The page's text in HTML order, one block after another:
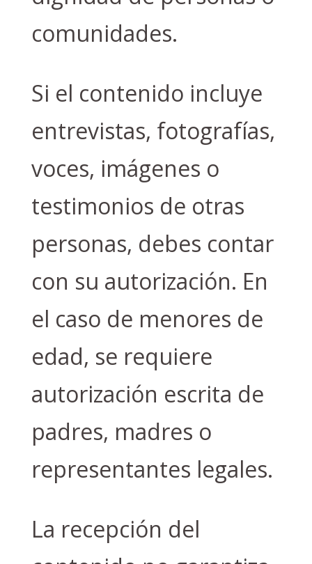
comunidades.
Si el contenido incluye
entrevistas, fotografías,
voces, imágenes o
testimonios de otras
personas, debes contar
con su autorización. En
el caso de menores de
edad, se requiere
autorización escrita de
padres, madres o
representantes legales.
La recepción del